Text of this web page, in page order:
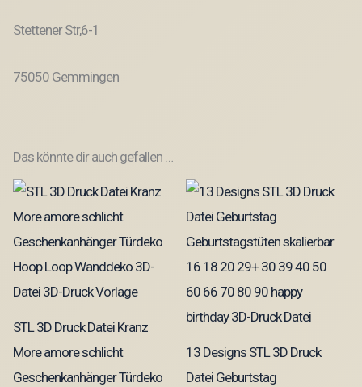
Stettener Str,6-1
75050 Gemmingen
Das könnte dir auch gefallen …
STL 3D Druck Datei Kranz
More amore schlicht
Geschenkanhänger Türdeko
13 Designs STL 3D Druck
Datei Geburtstag